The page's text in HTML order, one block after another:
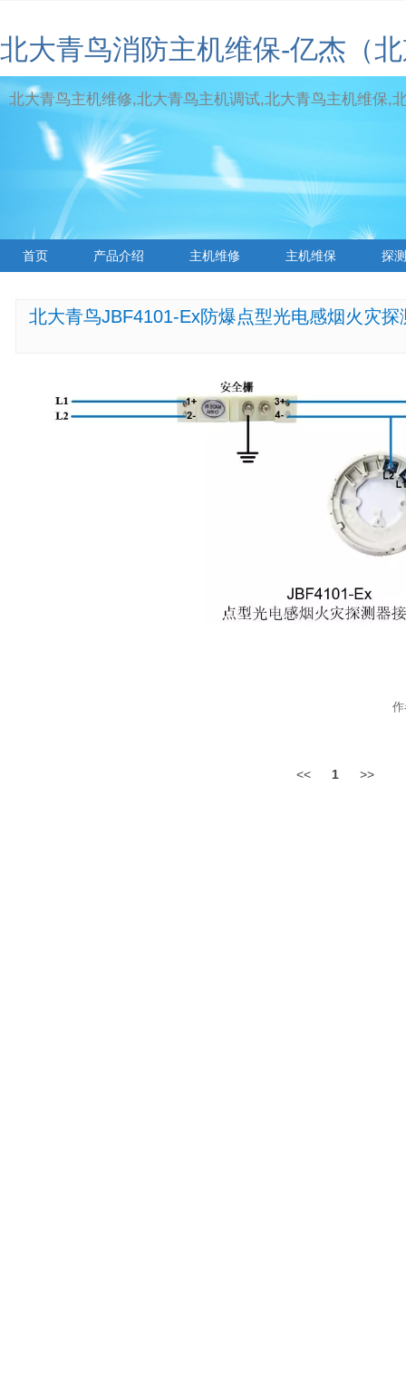
北大青鸟消防主机维保-亿杰（
北大青鸟主机维修,北大青鸟主机调试,北大青鸟主机维保,
首页 产品介绍 主机维修 主机维保 探
北大青鸟JBF4101-Ex防爆点型光电感烟火灾
<< 1 >>